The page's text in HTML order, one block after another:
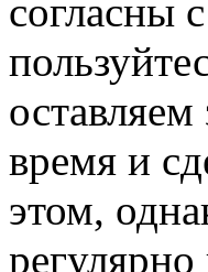
согласны
время и
этом,
регулярно